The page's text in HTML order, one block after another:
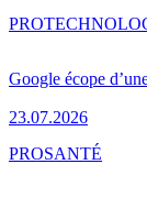
Google écope
23.07.2026
PRO
PROSANTÉ